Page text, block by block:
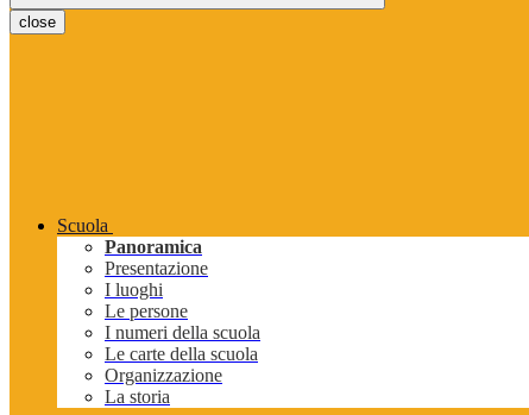
close
Scuola
Panoramica
Presentazione
I luoghi
Le persone
I numeri della scuola
Le carte della scuola
Organizzazione
La storia